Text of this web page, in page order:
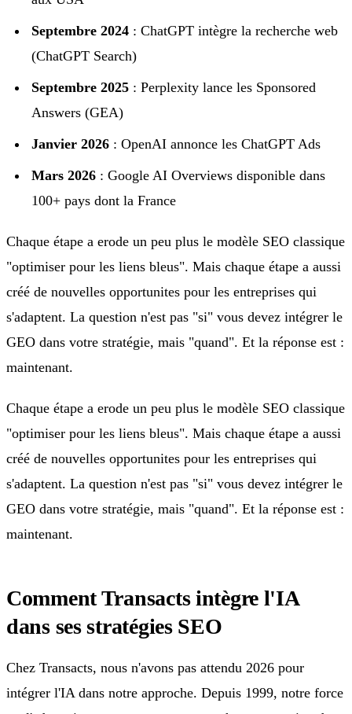
Septembre 2024 : ChatGPT intègre la recherche web
(ChatGPT Search)
Septembre 2025 : Perplexity lance les Sponsored
Answers (GEA)
Janvier 2026 : OpenAI annonce les ChatGPT Ads
Mars 2026 : Google AI Overviews disponible dans
100+ pays dont la France
Chaque étape a erode un peu plus le modèle SEO classique
"optimiser pour les liens bleus". Mais chaque étape a aussi
créé de nouvelles opportunites pour les entreprises qui
s'adaptent. La question n'est pas "si" vous devez intégrer le
GEO dans votre stratégie, mais "quand". Et la réponse est :
maintenant.
Chaque étape a erode un peu plus le modèle SEO classique
"optimiser pour les liens bleus". Mais chaque étape a aussi
créé de nouvelles opportunites pour les entreprises qui
s'adaptent. La question n'est pas "si" vous devez intégrer le
GEO dans votre stratégie, mais "quand". Et la réponse est :
maintenant.
Comment Transacts intègre l'IA
dans ses stratégies SEO
Chez Transacts, nous n'avons pas attendu 2026 pour
intégrer l'IA dans notre approche. Depuis 1999, notre force